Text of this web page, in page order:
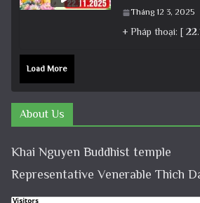
Tháng 12 3, 2025
Load More
About Us
Khai Nguyen Buddhist temple
Representative Venerable Thich